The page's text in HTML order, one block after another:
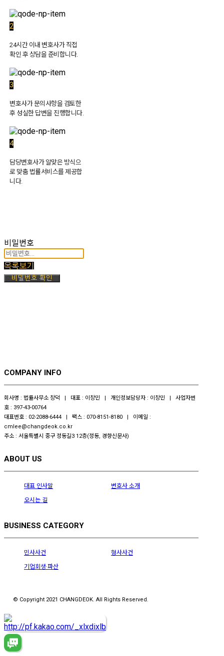
2
24시간 이내 변호사가 직접
확인 후 상담을 준비합니다.
3
변호사가 문의사항을 검토한
후 성실한 답변을 진행합니다.
4
담당변호사가 알맞은 방식으
로 맞춤 법률서비스를 제공합
니다.
비밀번호
목록보기
비밀번호 확인
COMPANY INFO
회사명 : 법률사무소 창덕 | 대표 : 이창민 | 개인정보담당자 : 이창민 | 사업자번
호 : 397-43-00764
대표번호 : 02-2088-6444 | 팩스 : 070-8151-8180 | 이메일 :
cmlee@changdeok.co.kr
주소 : 서울특별시 중구 정동길3 12층(정동, 경향신문사)
ABOUT US
대표 인사말
변호사 소개
오시는 길
BUSINESS CATEGORY
민사사건
형사사건
기업회생·파산
© Copyright 2021 CHANGDEOK. All Rights Reserved.